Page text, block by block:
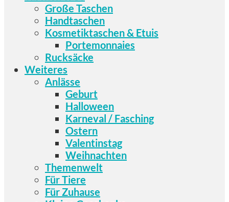
Große Taschen
Handtaschen
Kosmetiktaschen & Etuis
Portemonnaies
Rucksäcke
Weiteres
Anlässe
Geburt
Halloween
Karneval / Fasching
Ostern
Valentinstag
Weihnachten
Themenwelt
Für Tiere
Für Zuhause